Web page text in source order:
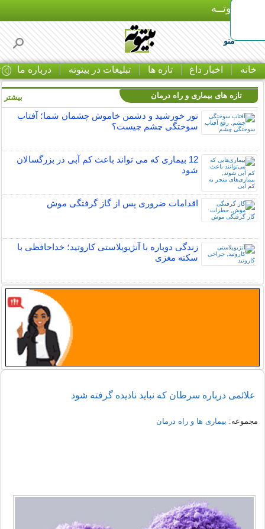
بـیتوتــه
منو
خانه اخبار داغ تازه ها تبلیغات در بیتوته درباره ما
تازه های بیماری و راه درمان
نور خورشید و دشمن خاموش چشمان شما؛ آفتاب
سوختگی چشم چیست؟
12 بیماری که می تواند باعث کم آبی در بزرگسالان
شود
اقدامات ضروری پس از گاز گرفتگی موش
زندگی دوباره با آنژیوپلاستی کاروتید؛ خداحافظی با
سکته مغزی
بیشتر
علائمی درباره سرطان که نباید نادیده گرفته شود
مجموعه: بیماری ها و راه درمان